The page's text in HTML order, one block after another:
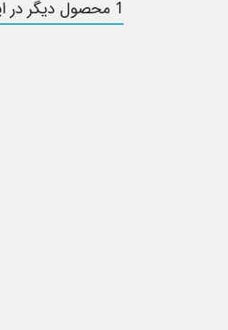
1 محصول دیگر در این دسته بندی: